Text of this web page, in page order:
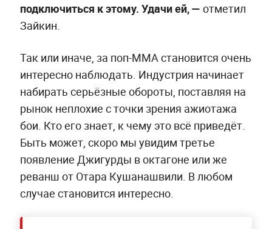
подключиться к этому. Удачи ей, — отметил
Зайкин.
Так или иначе, за поп-MMA становится очень
интересно наблюдать. Индустрия начинает
набирать серьёзные обороты, поставляя на
рынок неплохие с точки зрения ажиотажа
бои. Кто его знает, к чему это всё приведёт.
Быть может, скоро мы увидим третье
появление Джигурды в октагоне или же
реванш от Отара Кушанашвили. В любом
случае становится интересно.